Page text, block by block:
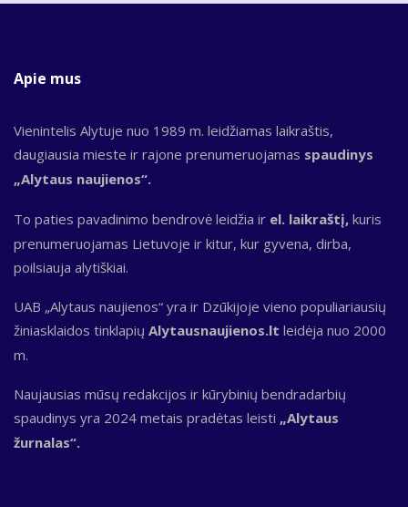
Apie mus
Vienintelis Alytuje nuo 1989 m. leidžiamas laikraštis,
daugiausia mieste ir rajone prenumeruojamas spaudinys
„Alytaus naujienos“.
To paties pavadinimo bendrovė leidžia ir el. laikraštį, kuris
prenumeruojamas Lietuvoje ir kitur, kur gyvena, dirba,
poilsiauja alytiškiai.
UAB „Alytaus naujienos“ yra ir Dzūkijoje vieno populiariausių
žiniasklaidos tinklapių Alytausnaujienos.lt leidėja nuo 2000
m.
Naujausias mūsų redakcijos ir kūrybinių bendradarbių
spaudinys yra 2024 metais pradėtas leisti „Alytaus
žurnalas“.